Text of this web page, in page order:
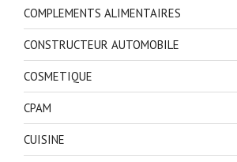
COMPLEMENTS ALIMENTAIRES
CONSTRUCTEUR AUTOMOBILE
COSMETIQUE
CPAM
CUISINE